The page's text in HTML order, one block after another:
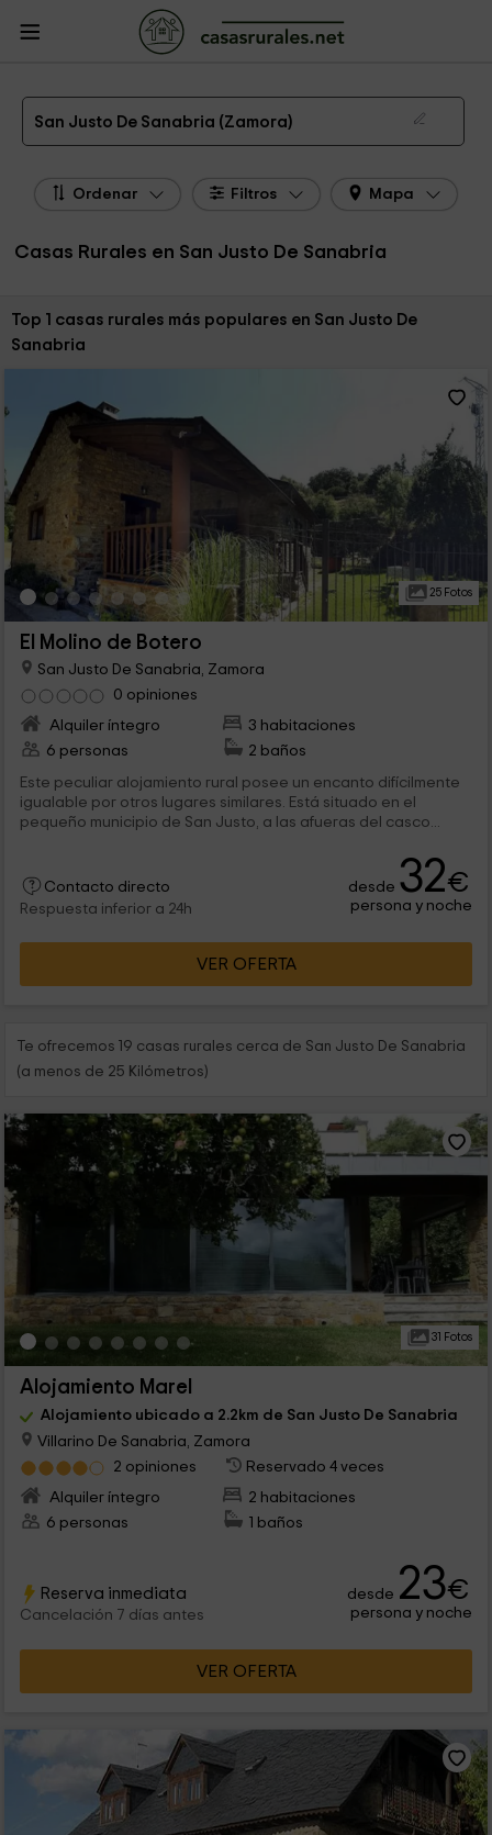
Casas Rurales
Rurales Zamora
Casas Rurales San Justo De Sanabria
Las 1 mejores casas rurales en San Justo De Sanabria de 2026
San Justo De Sanabria (Zamora)
Ordenar Filtros Mapa
Casas Rurales en San Justo De Sanabria
Ordenar por:
Top 1 casas rurales más populares en San Justo De
Sanabria
25 Fotos
El Molino de Botero
San Justo De Sanabria, Zamora
0 opiniones
Alquiler íntegro
3 habitaciones
6 personas
2 baños
Este peculiar alojamiento rural posee un encanto difícilmente
igualable por otros lugares similares. Está situado en el
pequeño municipio de San Justo, a las afueras del casco...
Contacto directo
Respuesta inferior a 24h
desde 32€
persona y noche
VER OFERTA
Te ofrecemos 19 casas rurales cerca de San Justo De Sanabria
(a menos de 25 Kilómetros)
31 Fotos
Alojamiento Marel
Alojamiento ubicado a 2.2km de San Justo De Sanabria
Villarino De Sanabria, Zamora
2 opiniones
Reservado 4 veces
Alquiler íntegro
2 habitaciones
6 personas
1 baños
Reserva inmediata
Cancelación 7 días antes
desde 23€
persona y noche
VER OFERTA